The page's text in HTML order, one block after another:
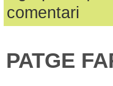
comentari
PATGE